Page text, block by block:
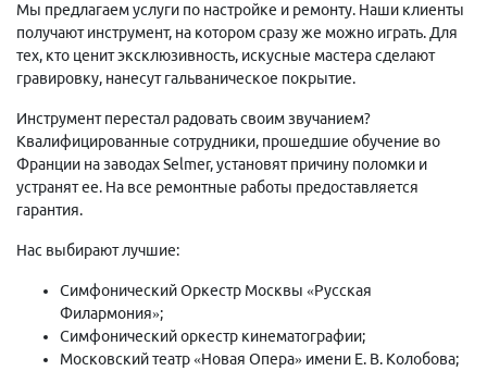
Мы предлагаем услуги по настройке и ремонту. Наши клиенты
получают инструмент, на котором сразу же можно играть. Для
тех, кто ценит эксклюзивность, искусные мастера сделают
гравировку, нанесут гальваническое покрытие.
Инструмент перестал радовать своим звучанием?
Квалифицированные сотрудники, прошедшие обучение во
Франции на заводах Selmer, установят причину поломки и
устранят ее. На все ремонтные работы предоставляется
гарантия.
Нас выбирают лучшие:
Симфонический Оркестр Москвы «Русская
Филармония»;
Симфонический оркестр кинематографии;
Московский театр «Новая Опера» имени Е. В. Колобова;